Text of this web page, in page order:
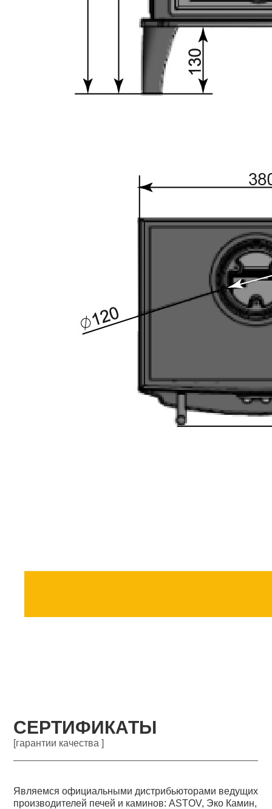
СЕРТИФИКАТЫ
[гарантии качества ]
Являемся официальными дистрибьюторами ведущих
производителей печей и каминов: ASTOV, Эко Камин,